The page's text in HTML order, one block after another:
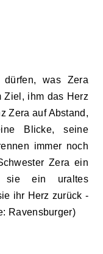
was Zera
Ziel, ihm das Herz
Zera auf Abstand,
Blicke, seine
immer noch
Zera ein
sie ein uraltes
ihr Herz zurück -
Ravensburger)